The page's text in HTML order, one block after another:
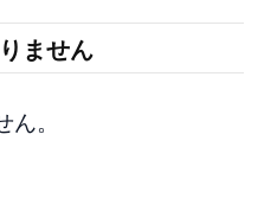
ません
。